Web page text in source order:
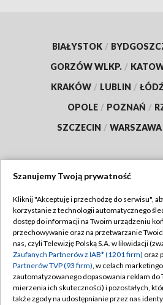
BIAŁYSTOK /
GORZÓW WLKP. /
KRAKÓW / LUBLIN /
OPOLE / POZNAŃ /
SZCZECIN / WARSZAWA
TVP
Abonament TVP
Emisja w TVP
Centrum informacji TVP
Naziemna Telewizja Cyfrowa
Regulamin
Polityka
Moje
Pomoc
Szanujemy Twoją prywatność
Kliknij "Akceptuję i przechodzę do serwisu",
korzystanie z technologii automatycznego
dostęp do informacji na Twoim urządzeniu
przechowywanie oraz na przetwarzanie
nas, czyli Telewizję Polską S.A. w likwidacji
Zaufanych Partnerów z IAB* (1201 firm) oraz
Partnerów TVP (93 firm), w celach
zautomatyzowanego dopasowania reklam do
mierzenia ich skuteczności) i pozostałych,
także zgody na udostępnianie przez nas